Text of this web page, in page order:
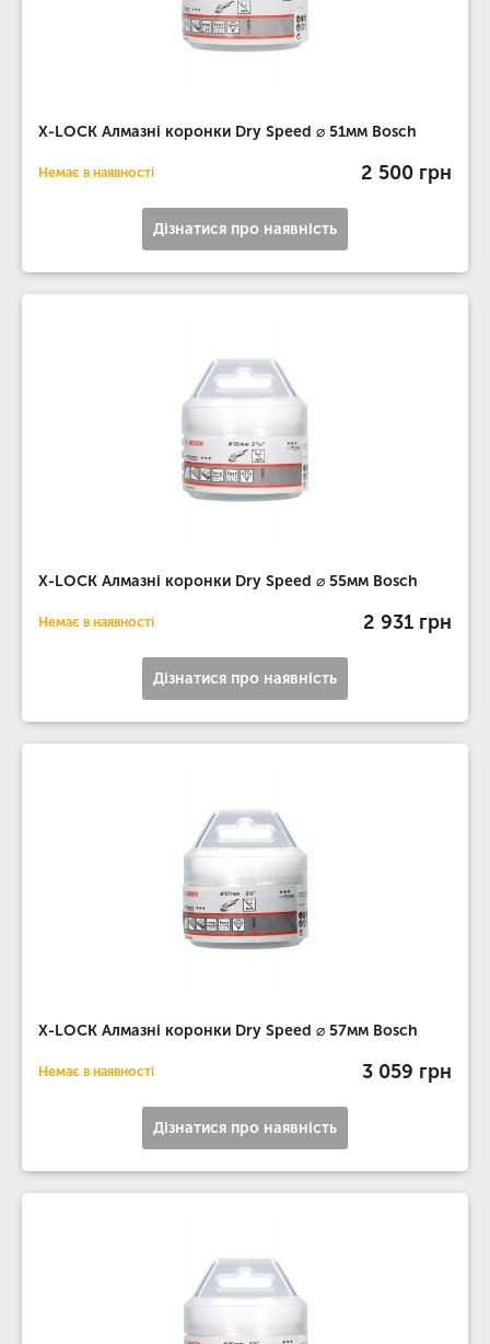
X-LOCK Алмазні коронки Dry Speed ​​⌀ 51мм Bosch
Немає в наявності 2 500 грн
Дізнатися про наявність
X-LOCK Алмазні коронки Dry Speed ​​⌀ 55мм Bosch
Немає в наявності 2 931 грн
Дізнатися про наявність
X-LOCK Алмазні коронки Dry Speed ​​⌀ 57мм Bosch
Немає в наявності 3 059 грн
Дізнатися про наявність